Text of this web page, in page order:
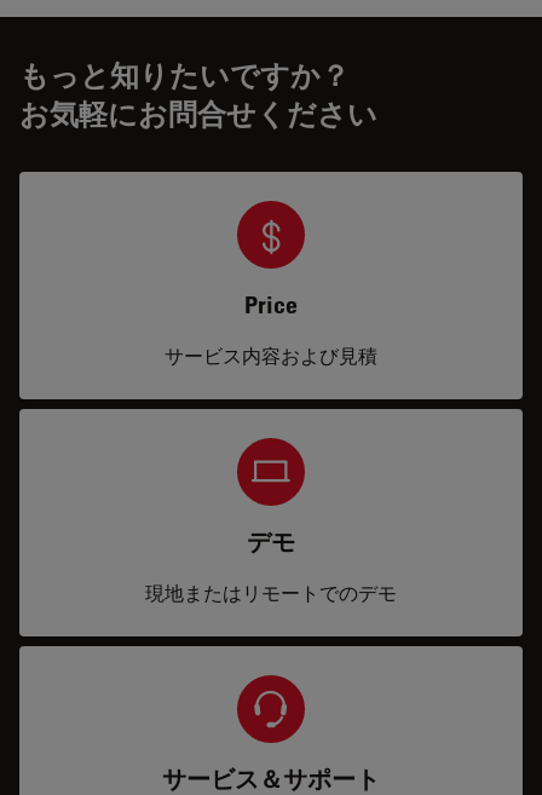
もっと知りたいですか？
お気軽にお問合せください
Price
サービス内容および見積
デモ
現地またはリモートでのデモ
サービス＆サポート